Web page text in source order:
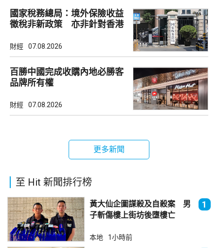
國家稅務總局：境外保險收益
徵稅非新政策 亦非針對香港
財經 07.08.2026
百勝中國完成收購內地必勝客
品牌所有權
財經 07.08.2026
更多新聞
至 Hit 新聞排行榜
黃大仙企圖謀殺及自殺案 男
子斬傷樓上街坊後墮樓亡
1
本地 1小時前